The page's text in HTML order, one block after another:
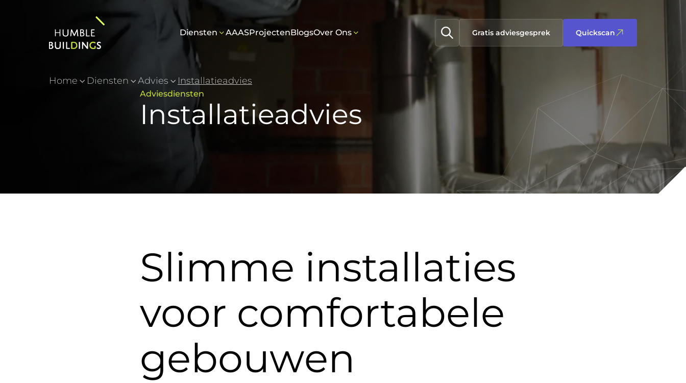
Diensten AAASProjectenBlogsOver Ons Gratis adviesgesprek Quickscan
Home Diensten Advies Installatieadvies
Adviesdiensten
Installatieadvies
Slimme installaties
voor comfortabele
gebouwen